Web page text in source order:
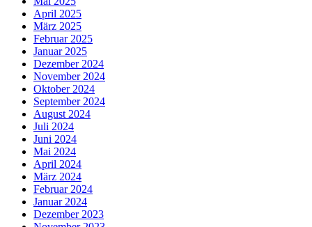
April 2025
März 2025
Februar 2025
Januar 2025
Dezember 2024
November 2024
Oktober 2024
September 2024
August 2024
Juli 2024
Juni 2024
Mai 2024
April 2024
März 2024
Februar 2024
Januar 2024
Dezember 2023